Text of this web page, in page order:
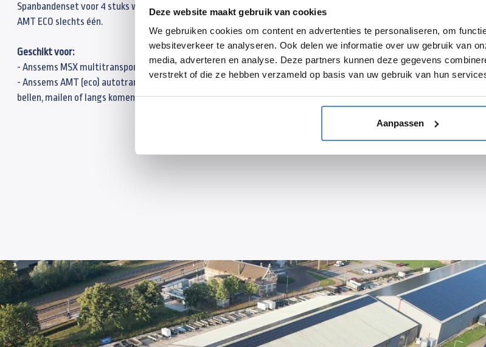
Deze website maakt gebruik van cookies
We gebruiken cookies om content en advertenties te personaliseren, om
websiteverkeer te analyseren. Ook delen we informatie over uw gebruik van
media, adverteren en analyse. Deze partners kunnen deze gegevens
verstrekt of die ze hebben verzameld op basis van uw gebruik van hun
Aanpassen
Spanbandenset voor 4 stuks wielen te borgen. Gebruiken in combinatie met Anssems wielstops. Bij de AMT en MSX
AMT ECO slechts één.
Geschikt voor:
- Anssems MSX multitransporter
- Anssems AMT (eco) autotransporter De prijzen zijn exclusief montage. Voor het monteren van de onderdelen of
bellen, mailen of langs komen in Kesteren.